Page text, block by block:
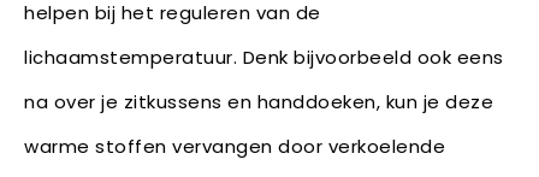
helpen bij het reguleren van de
lichaamstemperatuur. Denk bijvoorbeeld ook eens
na over je zitkussens en handdoeken, kun je deze
warme stoffen vervangen door verkoelende